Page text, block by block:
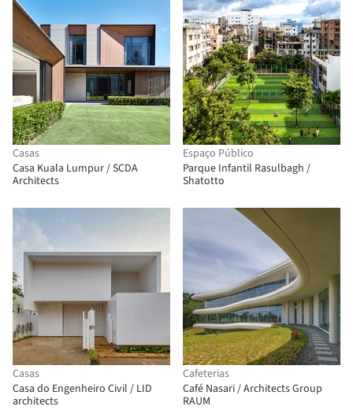
Casas
Casa Kuala Lumpur / SCDA
Architects
Espaço Público
Parque Infantil Rasulbagh /
Shatotto
Casas
Casa do Engenheiro Civil / LID
architects
Cafeterias
Café Nasari / Architects Group
RAUM